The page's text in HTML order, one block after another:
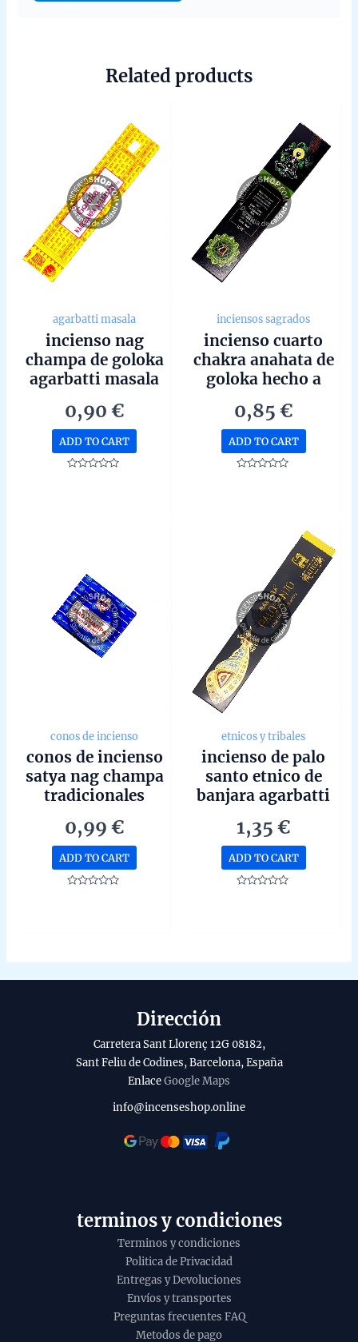
Related products
agarbatti masala
incienso nag
champa de goloka
agarbatti masala
bangalore unidad
de 15g
0,90€
ADD TO CART
inciensos sagrados
incienso cuarto
chakra anahata de
goloka hecho a
unidad de 15g
0,85€
ADD TO CART
conos de incienso
conos de incienso
satya nag champa
tradicionales
0,99€
ADD TO CART
etnicos y tribales
incienso de palo
santo etnico de
banjara agarbatti
mano unidad de
15g
1,35€
ADD TO CART
Dirección
Carretera Sant Llorenç 12G 08182,
Sant Feliu de Codines, Barcelona, España
EnlaceGoogle Maps
info@incenseshop.online
terminos y condiciones
Terminos y condiciones
Politica de Privacidad
Entregas y Devoluciones
Envíos y transportes
Preguntas frecuentes FAQ
Metodos de pago